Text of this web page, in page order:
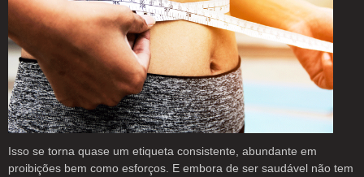
Isso se torna quase um etiqueta consistente, abundante em
proibições bem como esforços. E embora de ser saudável não tem